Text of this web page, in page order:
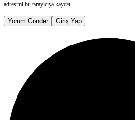
adresimi bu tarayıcıya kaydet.
Yorum Gönder Giriş Yap